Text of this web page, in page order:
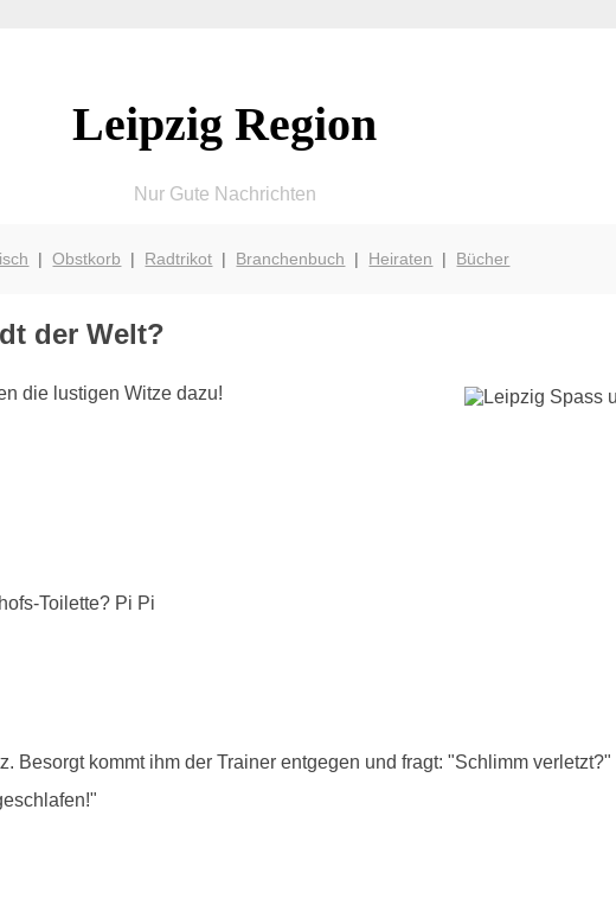
Leipzig Region
Nur Gute Nachrichten
|Obstkorb | Radtrikot | Branchenbuch | Heiraten | Bücher
der Welt?
die lustigen Witze dazu!
Toilette? Pi Pi
Besorgt kommt ihm der Trainer entgegen und fragt: "Schlimm verletzt?"